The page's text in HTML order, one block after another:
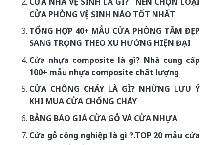
CỬA PHÒNG VỆ SINH NÀO TỐT NHẤT
TỔNG HỢP 40+ MẪU CỬA PHÒNG TẮM ĐẸP
SANG TRỌNG THEO XU HƯỚNG HIỆN ĐẠI
Cửa nhựa composite là gì? Nhà cung cấp
100+ mẫu nhựa composite chất lượng
CỬA CHỐNG CHÁY LÀ GÌ? NHỮNG LƯU Ý
KHI MUA CỬA CHỐNG CHÁY
BẢNG BÁO GIÁ CỬA GỖ VÀ CỬA NHỰA
Cửa gỗ công nghiệp là gì ?.TOP 20 mẫu cửa